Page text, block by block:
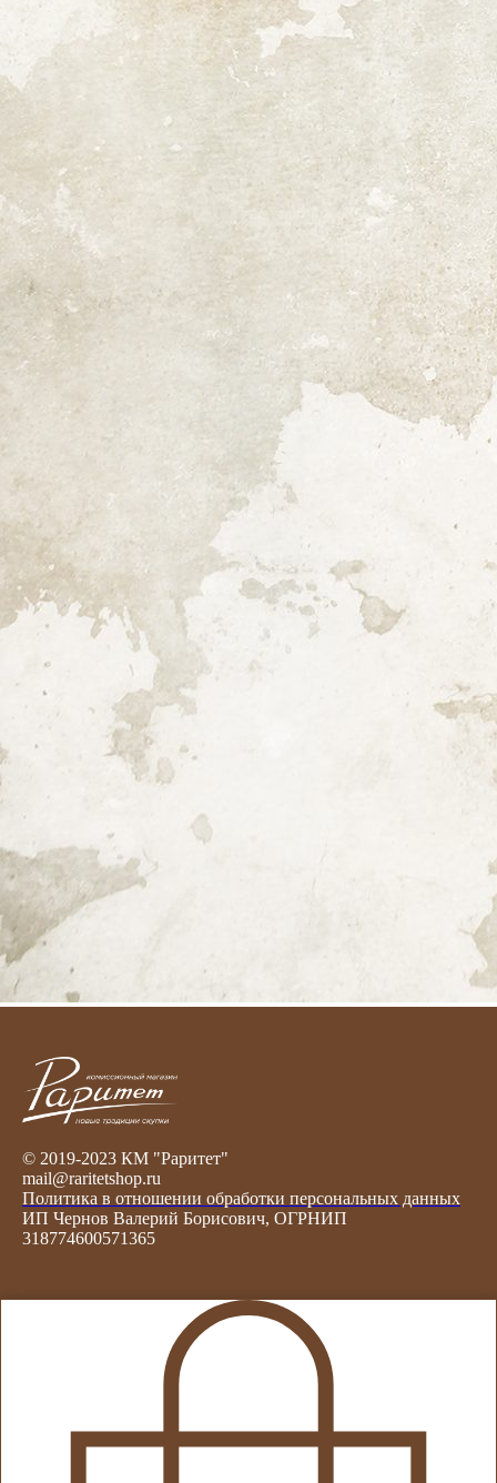
© 2019-2023 КМ "Раритет"
mail@raritetshop.ru
Политика в отношении обработки персональных данных
ИП Чернов Валерий Борисович, ОГРНИП
318774600571365